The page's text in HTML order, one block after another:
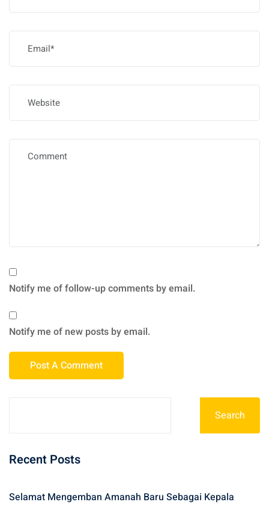
Notify me of follow-up comments by email.
Notify me of new posts by email.
Search
Recent Posts
Selamat Mengemban Amanah Baru Sebagai Kepala